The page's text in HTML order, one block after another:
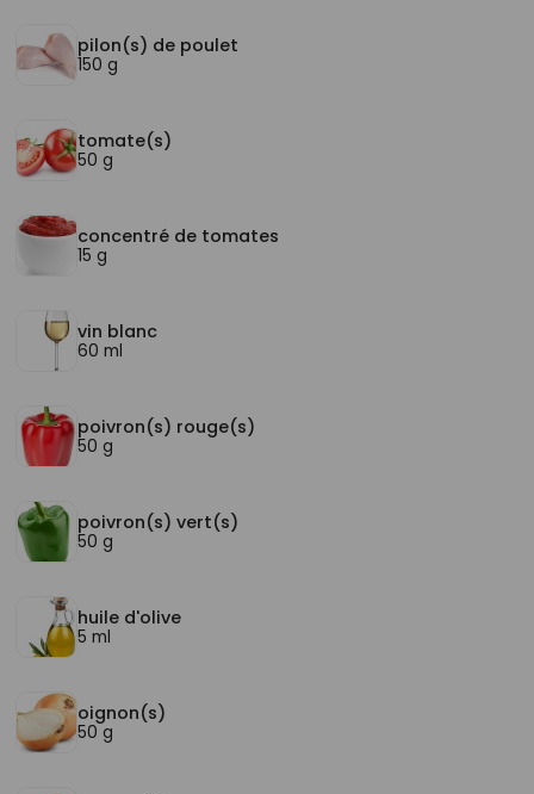
pilon(s) de poulet
150 g
tomate(s)
50 g
concentré de tomates
15 g
vin blanc
60 ml
poivron(s) rouge(s)
50 g
poivron(s) vert(s)
50 g
huile d'olive
5 ml
oignon(s)
50 g